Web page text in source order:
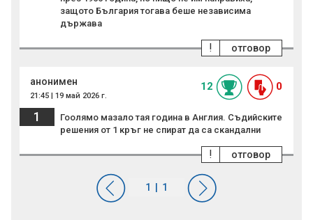
защото България тогава беше независима
държава
отговор
!
анонимен
21:45 | 19 май 2026 г.
12 0
1
Гоолямо мазало тая година в Англия. Съдийските
решения от 1 кръг не спират да са скандални
отговор
!